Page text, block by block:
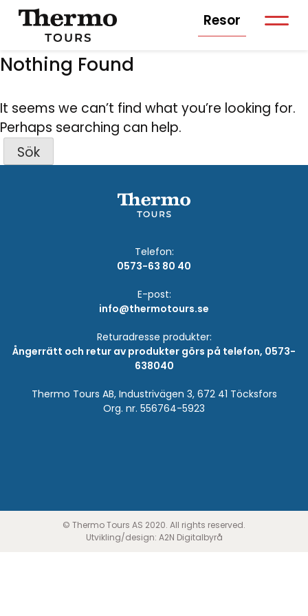
Resor
Nothing Found
It seems we can’t find what you’re looking for.
Perhaps searching can help.
Sök
Telefon:
0573-63 80 40
E-post:
info@thermotours.se
Returadresse produkter:
Ångerrätt och retur av produkter görs på telefon, 0573-
638040
Thermo Tours AB, Industrivägen 3, 672 41 Töcksfors
Org. nr. 556764-5923
© Thermo Tours AS 2020. All rights reserved.
Utvikling/design: A2N Digitalbyrå